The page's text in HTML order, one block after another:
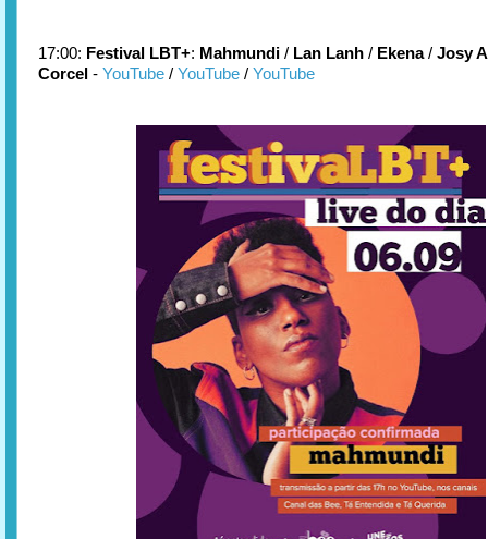
17:00: Festival LBT+: Mahmundi / Lan Lanh / Ekena/ Josy
Corcel - YouTube / YouTube / YouTube